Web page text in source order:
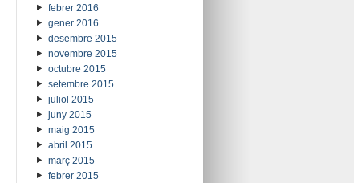
febrer 2016
gener 2016
desembre 2015
novembre 2015
octubre 2015
setembre 2015
juliol 2015
juny 2015
maig 2015
abril 2015
març 2015
febrer 2015